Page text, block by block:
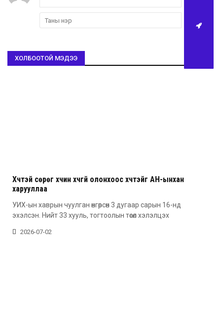
ХОЛБООТОЙ МЭДЭЭ
Хүчтэй сөрөг хүчин хүчгүй олонхоос хүчтэйг АН-ынхан
харууллаа
УИХ-ын хаврын чуулган өнгөрсөн 3 дугаар сарын 16-нд
эхэлсэн. Нийт 33 хууль, тогтоолын төсөл хэлэлцэх
2026-07-02